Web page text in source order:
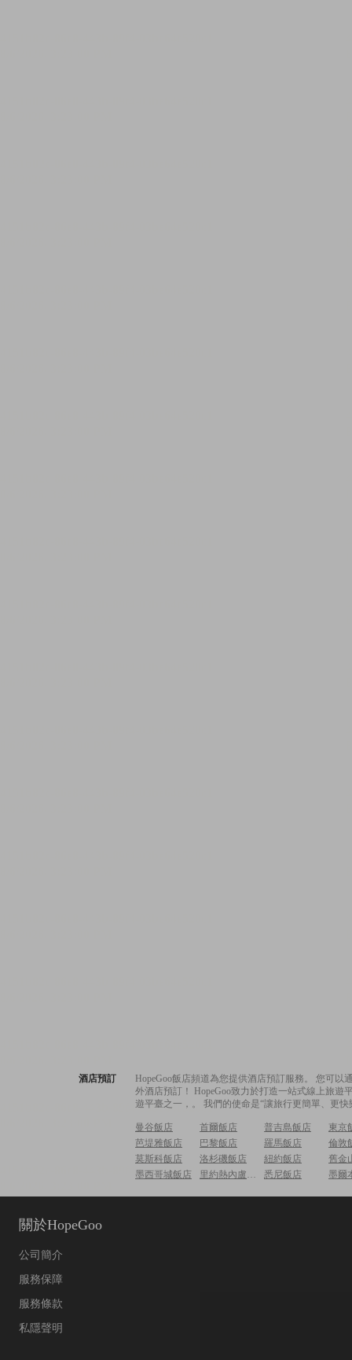
酒店預訂
HopeGoo飯店頻道為您提供酒店預訂服務。 您可
外酒店預訂！ HopeGoo致力於打造一站式線上旅
遊平臺之一，。 我們的使命是“讓旅行更簡單、更
曼谷飯店 首爾飯店 普吉島飯店
東京
芭堤雅飯店
巴黎飯店 羅馬飯店
倫敦
莫斯科飯店
洛杉磯飯店 紐約飯店
舊金
墨西哥城飯店
里約熱內盧飯店 悉尼飯店 墨爾
關於HopeGoo
公司簡介
服務保障
服務條款
私隱聲明